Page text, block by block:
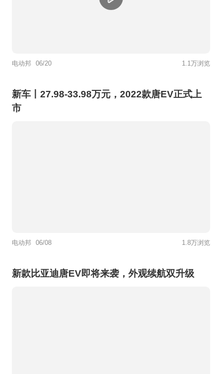
电动邦 06/20 1.1万浏览
新车丨27.98-33.98万元，2022款唐EV正式上
市
电动邦 06/08 1.8万浏览
新款比亚迪唐EV即将来袭，外观续航双升级